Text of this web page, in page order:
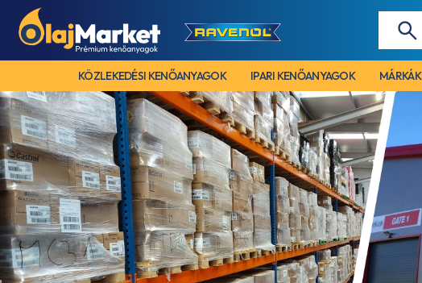
KÖZLEKEDÉSI KENŐANYAGOK IPARI KENŐANYAGOK MÁRKÁK